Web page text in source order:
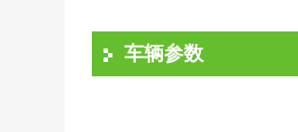
行业动态
车辆参数